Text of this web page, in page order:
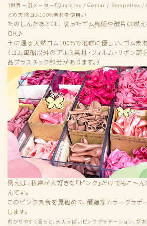
（世界一流メーカー『Qualatex / Gemar / Sempeltex /
どの天然ゴム100%素材を使用。）
たのしんだあとは、 弱ったゴム風船や破片は燃
OK♪
土に還る天然ゴム100%で地球に優しい、ゴム素材
（ゴム風船以外のアルミ素材・フィルム・リポン
品プラスチック部分があります。）
例えば、私達が大好きな『ピンク』だけでもこ〜ん
んです。
このピンク具合を見極めて、最適なカラーグラデ
します。
わかりやすく言うと、大人っぽいピンクグラデーション、が